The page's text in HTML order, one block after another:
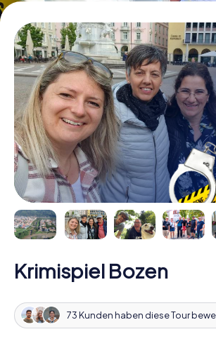
Krimispiel Bozen
73 Kunden haben diese Tour